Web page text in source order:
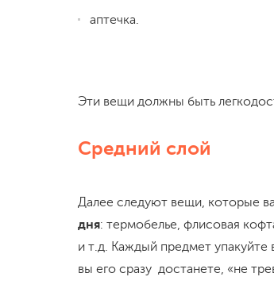
аптечка.
Эти вещи должны быть
Средний слой
Далее следуют вещи, которые
дня: термобелье, флисовая
и т.д. Каждый предмет
вы его сразу достанете, «не